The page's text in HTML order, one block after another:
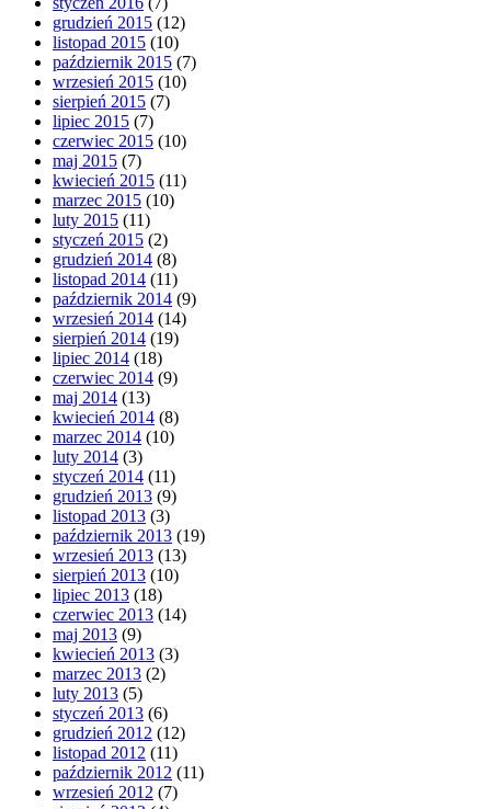
grudzień 2015 (12)
listopad 2015 (10)
październik 2015 (7)
wrzesień 2015 (10)
sierpień 2015 (7)
lipiec 2015 (7)
czerwiec 2015 (10)
maj 2015 (7)
kwiecień 2015 (11)
marzec 2015 (10)
luty 2015 (11)
styczeń 2015 (2)
grudzień 2014 (8)
listopad 2014 (11)
październik 2014 (9)
wrzesień 2014 (14)
sierpień 2014 (19)
lipiec 2014 (18)
czerwiec 2014 (9)
maj 2014 (13)
kwiecień 2014 (8)
marzec 2014 (10)
luty 2014 (3)
styczeń 2014 (11)
grudzień 2013 (9)
listopad 2013 (3)
październik 2013 (19)
wrzesień 2013 (13)
sierpień 2013 (10)
lipiec 2013 (18)
czerwiec 2013 (14)
maj 2013 (9)
kwiecień 2013 (3)
marzec 2013 (2)
luty 2013 (5)
styczeń 2013 (6)
grudzień 2012 (12)
listopad 2012 (11)
październik 2012 (11)
wrzesień 2012 (7)